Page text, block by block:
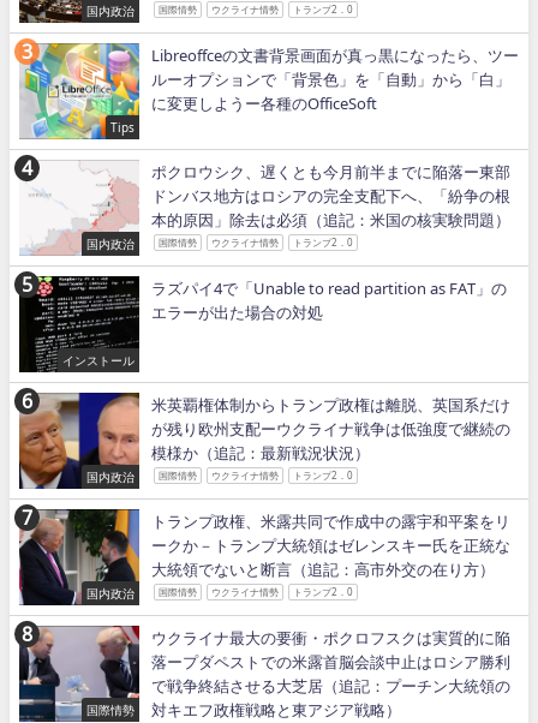
国内政治 国際情勢 ウクライナ情勢 トランプ2．0
Tips
Libreoffceの文書背景画面が真っ黒になったら、ツー
ルーオプションで「背景色」を「自動」から「白」
に変更しようー各種のOfficeSoft
国内政治
ポクロウシク、遅くとも今月前半までに陥落ー東部
ドンバス地方はロシアの完全支配下へ、「紛争の根
本的原因」除去は必須（追記：米国の核実験問題）
国際情勢 ウクライナ情勢 トランプ2．0
インストール
ラズパイ4で「Unable to read partition as FAT」の
エラーが出た場合の対処
国内政治
米英覇権体制からトランプ政権は離脱、英国系だけ
が残り欧州支配ーウクライナ戦争は低強度で継続の
模様か（追記：最新戦況状況）
国際情勢 ウクライナ情勢 トランプ2．0
国内政治
トランプ政権、米露共同で作成中の露宇和平案をリ
ークか－トランプ大統領はゼレンスキー氏を正統な
大統領でないと断言（追記：高市外交の在り方）
国際情勢 ウクライナ情勢 トランプ2．0
国際情勢
ウクライナ最大の要衝・ポクロフスクは実質的に陥
落ープダペストでの米露首脳会談中止はロシア勝利
で戦争終結させる大芝居（追記：プーチン大統領の
対キエフ政権戦略と東アジア戦略）